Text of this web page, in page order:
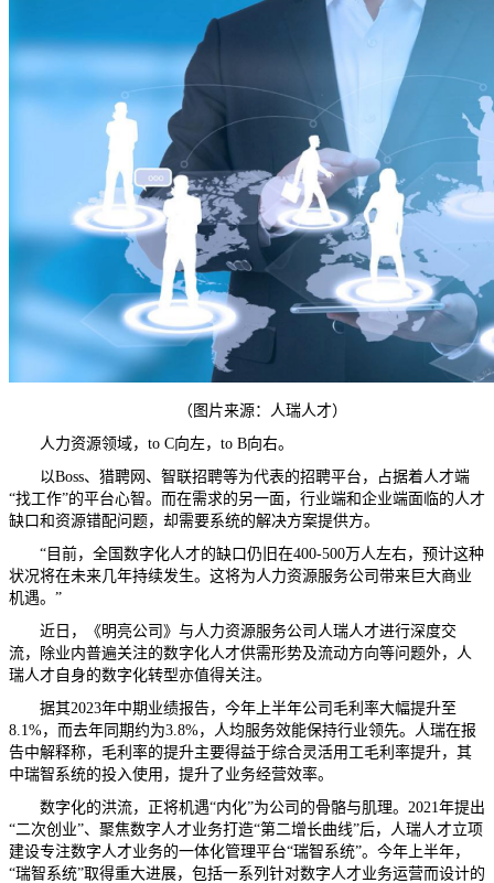
（图片来源：人瑞人才）
人力资源领域，to C向左，to B向右。
以Boss、猎聘网、智联招聘等为代表的招聘平台，占据着人才端
“找工作”的平台心智。而在需求的另一面，行业端和企业端面临的人才
缺口和资源错配问题，却需要系统的解决方案提供方。
“目前，全国数字化人才的缺口仍旧在400-500万人左右，预计这种
状况将在未来几年持续发生。这将为人力资源服务公司带来巨大商业
机遇。”
近日，《明亮公司》与人力资源服务公司人瑞人才进行深度交
流，除业内普遍关注的数字化人才供需形势及流动方向等问题外，人
瑞人才自身的数字化转型亦值得关注。
据其2023年中期业绩报告，今年上半年公司毛利率大幅提升至
8.1%，而去年同期约为3.8%，人均服务效能保持行业领先。人瑞在报
告中解释称，毛利率的提升主要得益于综合灵活用工毛利率提升，其
中瑞智系统的投入使用，提升了业务经营效率。
数字化的洪流，正将机遇“内化”为公司的骨骼与肌理。2021年提出
“二次创业”、聚焦数字人才业务打造“第二增长曲线”后，人瑞人才立项
建设专注数字人才业务的一体化管理平台“瑞智系统”。今年上半年，
“瑞智系统”取得重大进展，包括一系列针对数字人才业务运营而设计的